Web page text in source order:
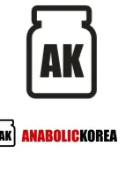
막 추출물 (500mg)
만에 관절 통증, 뻣